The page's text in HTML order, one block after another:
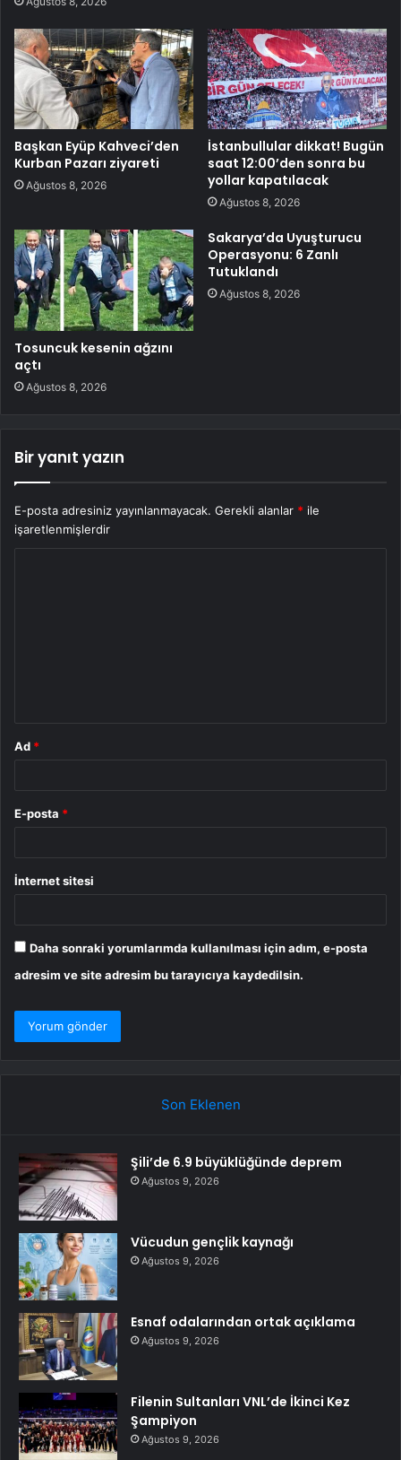
Başkan Eyüp Kahveci’den
Kurban Pazarı ziyareti
Ağustos 8, 2026
İstanbullular dikkat! Bugün
saat 12:00’den sonra bu
yollar kapatılacak
Ağustos 8, 2026
Tosuncuk kesenin ağzını
açtı
Ağustos 8, 2026
Sakarya’da Uyuşturucu
Operasyonu: 6 Zanlı
Tutuklandı
Ağustos 8, 2026
Bir yanıt yazın
E-posta adresiniz yayınlanmayacak. Gerekli alanlar * ile
işaretlenmişlerdir
Ad *
E-posta *
İnternet sitesi
Daha sonraki yorumlarımda kullanılması için adım, e-posta
adresim ve site adresim bu tarayıcıya kaydedilsin.
Son Eklenen
Şili’de 6.9 büyüklüğünde deprem
Ağustos 9, 2026
Vücudun gençlik kaynağı
Ağustos 9, 2026
Esnaf odalarından ortak açıklama
Ağustos 9, 2026
Filenin Sultanları VNL’de İkinci Kez
Şampiyon
Ağustos 9, 2026